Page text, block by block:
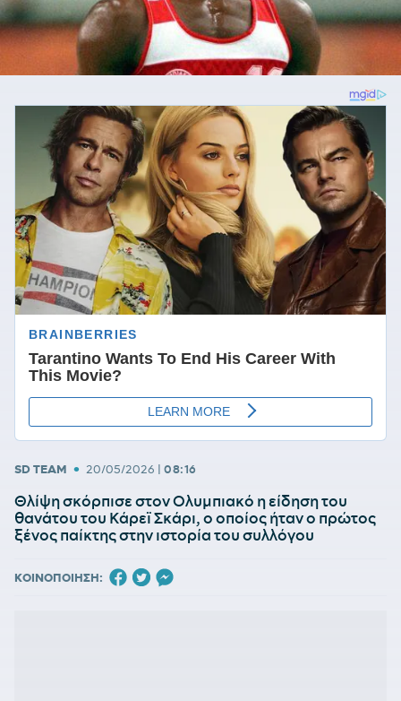
SD TEAM • 20/05/2026 | 08:16
Θλίψη σκόρπισε στον Ολυμπιακό η είδηση του
θανάτου του Κάρεϊ Σκάρι, ο οποίος ήταν ο πρώτος
ξένος παίκτης στην ιστορία του συλλόγου
ΚΟΙΝΟΠΟΙΗΣΗ: